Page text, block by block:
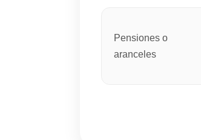
Pensiones o
aranceles